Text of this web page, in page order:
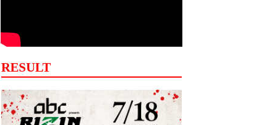
RESULT